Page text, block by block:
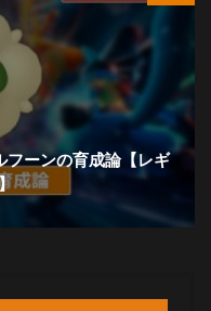
フーンの育成論【レギ